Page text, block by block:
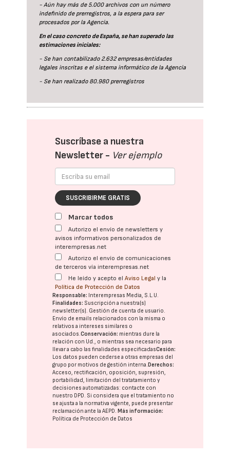
- Aún hay más de 5.000 archivos con un número
indefinido de prerregistros, a la espera para ser
procesados por la Agencia.
En el caso concreto de España, se han superado las
estimaciones iniciales:
- Se han contabilizado 2.632 empresas/entidades
legales inscritas e el sistema informático de la Agencia
- Se han realizado 80.980 prerregistros
Suscríbase a nuestra
Newsletter - Ver ejemplo
SUSCRIBIRME GRATIS
Marcar todos
Autorizo el envío de newsletters y
avisos informativos personalizados de
interempresas.net
Autorizo el envío de comunicaciones
de terceros vía interempresas.net
He leído y acepto elAviso Legal y la
Política de Protección de Datos
Responsable: Interempresas Media, S.L.U.
Finalidades: Suscripción a nuestra(s)
newsletter(s). Gestión de cuenta de usuario.
Envío de emails relacionados con la misma o
relativos a intereses similares o
asociados.Conservación: mientras dure la
relación con Ud., o mientras sea necesario para
llevar a cabo las finalidades especificadasCesión:
Los datos pueden cederse a otras empresas del
grupo por motivos de gestión interna. Derechos:
Acceso, rectificación, oposición, supresión,
portabilidad, limitación del tratatamiento y
decisiones automatizadas: contacte con
nuestro DPD. Si considera que el tratamiento no
se ajusta a la normativa vigente, puede presentar
reclamación ante laAEPD. Más información:
Política de Protección de Datos